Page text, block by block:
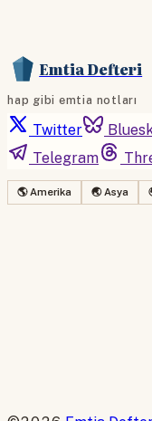
Emtia Defteri
hap gibi emtia notları
Twitter
Telegram
🌎 Amerika 🌏 Asya